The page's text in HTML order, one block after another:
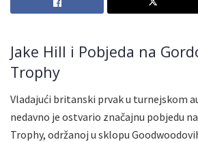
Jake Hill i Pobjeda na
Trophy
Vladajući britanski prvak u turnejskom
nedavno je ostvario značajnu pobjedu
Trophy, održanoj u sklopu